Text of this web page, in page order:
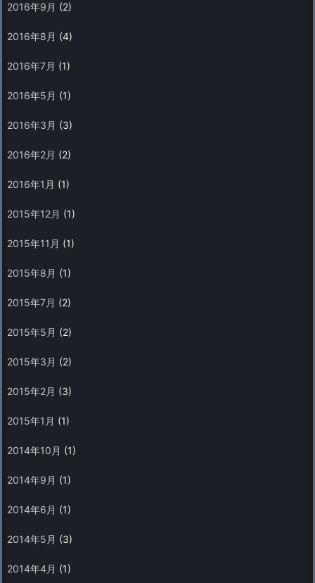
2016年9月 (2)
2016年8月 (4)
2016年7月 (1)
2016年5月 (1)
2016年3月 (3)
2016年2月 (2)
2016年1月 (1)
2015年12月 (1)
2015年11月 (1)
2015年8月 (1)
2015年7月 (2)
2015年5月 (2)
2015年3月 (2)
2015年2月 (3)
2015年1月 (1)
2014年10月 (1)
2014年9月 (1)
2014年6月 (1)
2014年5月 (3)
2014年4月 (1)